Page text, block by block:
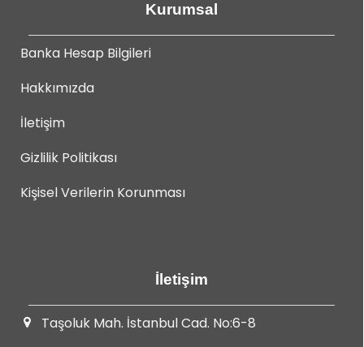
Kurumsal
Banka Hesap Bilgileri
Hakkımızda
İletişim
Gizlilik Politikası
Kişisel Verilerin Korunması
İletişim
Taşoluk Mah. İstanbul Cad. No:6-8